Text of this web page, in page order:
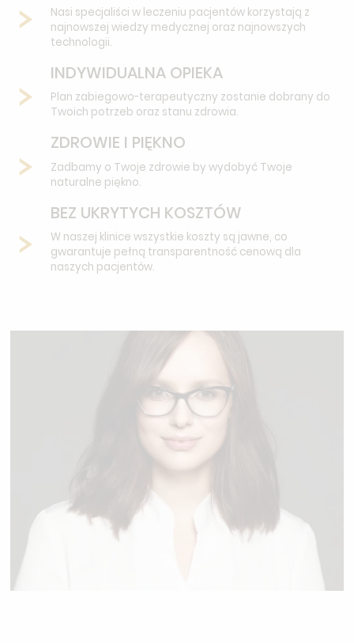
Nasi specjaliści w leczeniu pacjentów korzystają z
najnowszej wiedzy medycznej oraz najnowszych
technologii.
INDYWIDUALNA OPIEKA
Plan zabiegowo-terapeutyczny zostanie dobrany do
Twoich potrzeb oraz stanu zdrowia.
ZDROWIE I PIĘKNO
Zadbamy o Twoje zdrowie by wydobyć Twoje
naturalne piękno.
BEZ UKRYTYCH KOSZTÓW
W naszej klinice wszystkie koszty są jawne, co
gwarantuje pełną transparentność cenową dla
naszych pacjentów.